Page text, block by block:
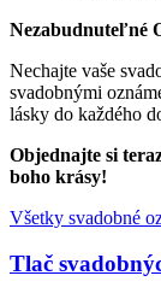
Nezabudnuteľné
Nechajte vaše
svadobnými
lásky do každého
Objednajte si
boho krásy!
Všetky svadobné
Tlač